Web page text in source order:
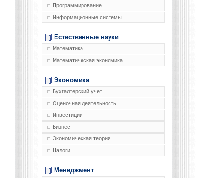
Программирование
Информационные системы
Естественные науки
Математика
Математическая экономика
Экономика
Бухгалтерский учет
Оценочная деятельность
Инвестиции
Бизнес
Экономическая теория
Налоги
Менеджмент